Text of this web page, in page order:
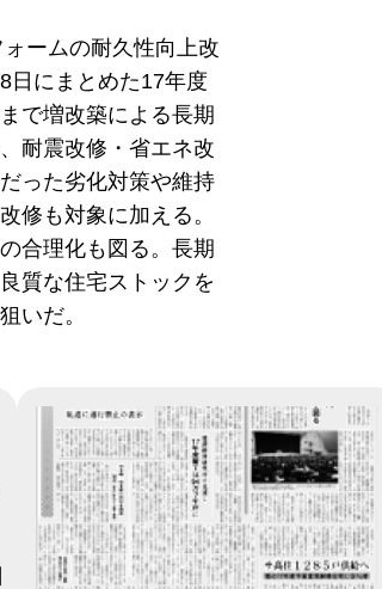
ームの耐久性向上改
日にまとめた17年度
で増改築による長期
耐震改修・省エネ改
った劣化対策や維持
修も対象に加える。
合理化も図る。長期
質な住宅ストックを
いだ。